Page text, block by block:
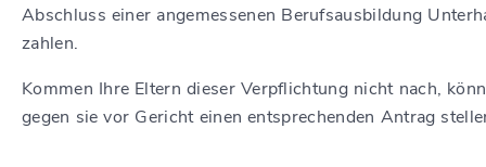
Abschluss einer angemessenen Berufsausbildung
zahlen.
Kommen Ihre Eltern dieser Verpflichtung nicht nach,
gegen sie vor Gericht einen entsprechenden Antrag